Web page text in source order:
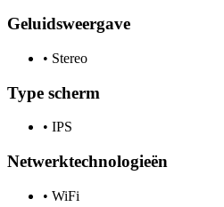
Geluidsweergave
• Stereo
Type scherm
• IPS
Netwerktechnologieën
• WiFi